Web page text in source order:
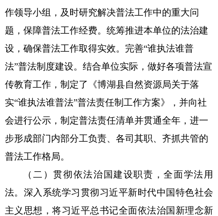
作领导小组，及时研究解决普法工作中的重大问
题 ，保障普法工作经费。 统筹推进本单位的法治建
设，确保普法工作取得实效。完善“谁执法谁普
法”普法制度建设。结合单位实际，做好各项普法宣
传教育工作，制定了《博湖县自然资源局关于落
实“谁执法谁普法”普法责任制工作方案》， 并向社
会进行公示， 制定普法责任清单并贯通全年 ， 进一
步形成部门内部分工负责、各司其职、齐抓共管的
普法工作格局。
（二）贯彻依法治国建设职责 ，全面学法用
法。 深入系统学习贯彻习近平新时代中国特色社会
主义思想，将习近平总书记全面依法治国新理念新